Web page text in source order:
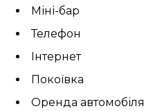
Міні-бар
Телефон
Інтернет
Покоївка
Оренда автомобіля